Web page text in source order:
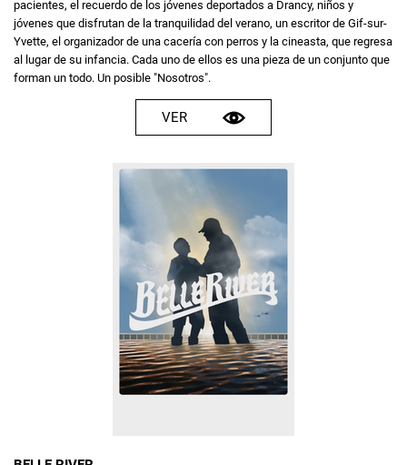
pacientes, el recuerdo de los jóvenes deportados a Drancy, niños y
jóvenes que disfrutan de la tranquilidad del verano, un escritor de Gif-sur-
Yvette, el organizador de una cacería con perros y la cineasta, que regresa
al lugar de su infancia. Cada uno de ellos es una pieza de un conjunto que
forman un todo. Un posible "Nosotros".
VER